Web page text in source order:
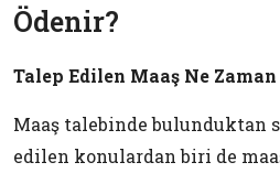
Ödenir?
Talep Edilen Maaş Ne
Maaş talebinde bulunduktan
edilen konulardan biri de